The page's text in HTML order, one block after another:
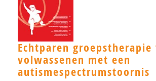
Theo Beskers
Laura Beurskens-Claessen
Een bewerking van M. de Vries
M.L. Bezemer
Echtparen groepstherapie
volwassenen met een
autismespectrumstoornis